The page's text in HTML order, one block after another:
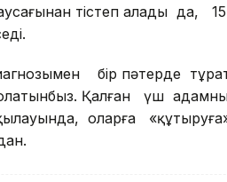
тістеп алады да,
бір пәтерде
Қалған үш
оларға